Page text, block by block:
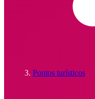
Pontos turísticos